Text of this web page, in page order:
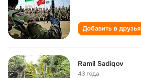
Добавить в друзья
Ramil Sadiqov
43 года